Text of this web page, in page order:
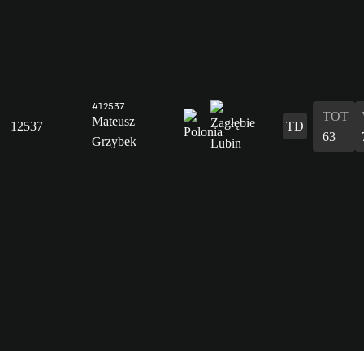
12537
#12537
Mateusz
Grzybek
TD
TOT
63